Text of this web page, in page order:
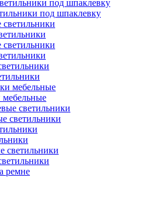
под шпаклевку
мебельные
светильники
ремне